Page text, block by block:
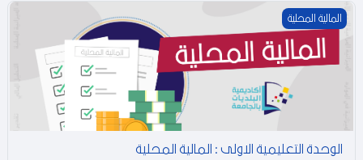
الوحدة التعليمية الاولى : المالية المحلية
المالية المحلية
الوحدة التعليمية الاولى : المالية المحلية